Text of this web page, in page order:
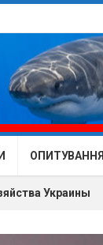
ОПИТУВАННЯ
Украины